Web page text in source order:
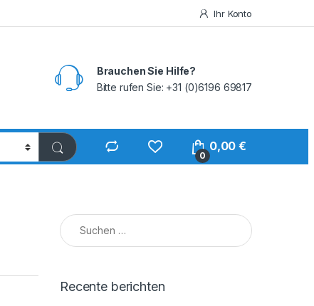
Ihr Konto
Brauchen Sie Hilfe?
Bitte rufen Sie: +31 (0)6196 69817
0
0,00€
Suchen nach:
Recente berichten